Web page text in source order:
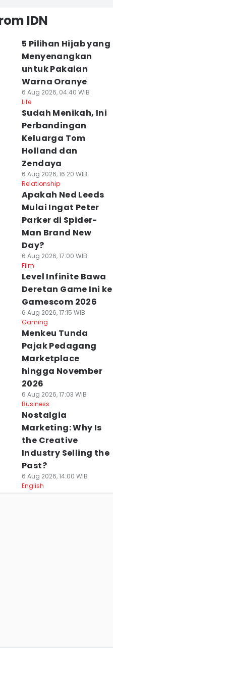
IDN
5 Pilihan Hijab yang
Menyenangkan
untuk Pakaian
Warna Oranye
6 Aug 2026, 04:40 WIB
Life
Sudah Menikah, Ini
Perbandingan
Keluarga Tom
Holland dan
Zendaya
6 Aug 2026, 16:20 WIB
Relationship
Apakah Ned Leeds
Mulai Ingat Peter
Parker di Spider-
Man Brand New
Day?
6 Aug 2026, 17:00 WIB
Film
Level Infinite Bawa
Deretan Game Ini ke
Gamescom 2026
6 Aug 2026, 17:15 WIB
Gaming
Menkeu Tunda
Pajak Pedagang
Marketplace
hingga November
2026
6 Aug 2026, 17:03 WIB
Business
Nostalgia
Marketing: Why Is
the Creative
Industry Selling the
Past?
6 Aug 2026, 14:00 WIB
English